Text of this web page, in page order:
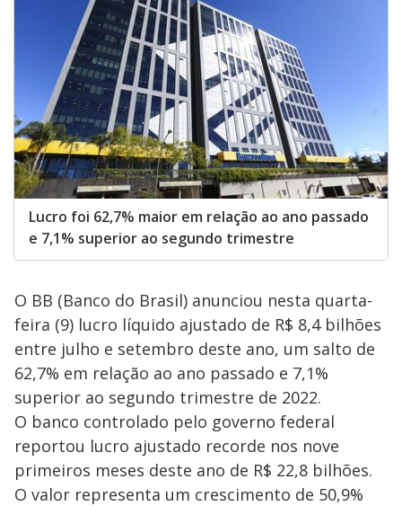
Lucro foi 62,7% maior em relação ao ano passado
e 7,1% superior ao segundo trimestre
O BB (Banco do Brasil) anunciou nesta quarta-
feira (9) lucro líquido ajustado de R$ 8,4 bilhões
entre julho e setembro deste ano, um salto de
62,7% em relação ao ano passado e 7,1%
superior ao segundo trimestre de 2022.
O banco controlado pelo governo federal
reportou lucro ajustado recorde nos nove
primeiros meses deste ano de R$ 22,8 bilhões.
O valor representa um crescimento de 50,9%